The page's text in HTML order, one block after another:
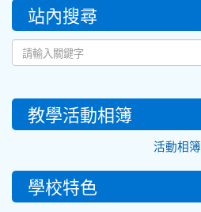
::: 站內搜尋
教學活動相簿
活動相簿
學校特色